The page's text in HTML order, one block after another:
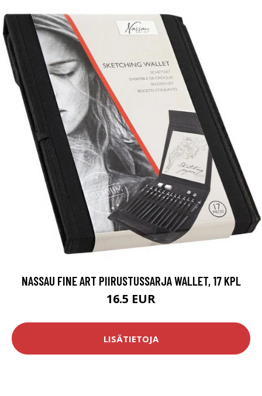
NASSAU FINE ART PIIRUSTUSSARJA WALLET, 17 KPL
16.5 EUR
LISÄTIETOJA